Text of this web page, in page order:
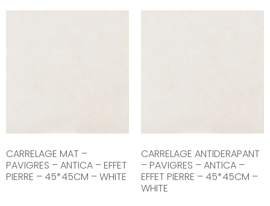
CARRELAGE MAT –
PAVIGRES – ANTICA – EFFET
PIERRE – 45*45CM – WHITE
CARRELAGE ANTIDERAPANT
– PAVIGRES – ANTICA –
EFFET PIERRE – 45*45CM –
WHITE